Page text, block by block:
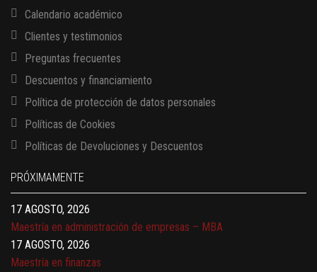
Calendario académico
Clientes y testimonios
Preguntas frecuentes
Descuentos y financiamiento
Política de protección de datos personales
Políticas de Cookies
Políticas de Devoluciones y Descuentos
PRÓXIMAMENTE
13 AGOSTO, 2026
17 AGOSTO, 2026
Gerencia de empresas familiares
17 AGOSTO, 2026
Maestría en administración de empresas – MBA
17 AGOSTO, 2026
Maestría en finanzas